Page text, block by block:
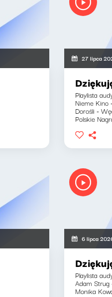
27 lipca
Playlista
Nieme Kino
Dorośli -
Polskie
6 lipca
Playlista
Adam
Monika